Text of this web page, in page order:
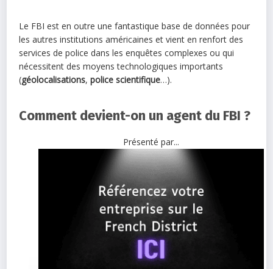
Le FBI est en outre une fantastique base de données pour
les autres institutions américaines et vient en renfort des
services de police dans les enquêtes complexes ou qui
nécessitent des moyens technologiques importants
(géolocalisations,police scientifique…).
Comment devient-on un agent du FBI ?
Présenté par...